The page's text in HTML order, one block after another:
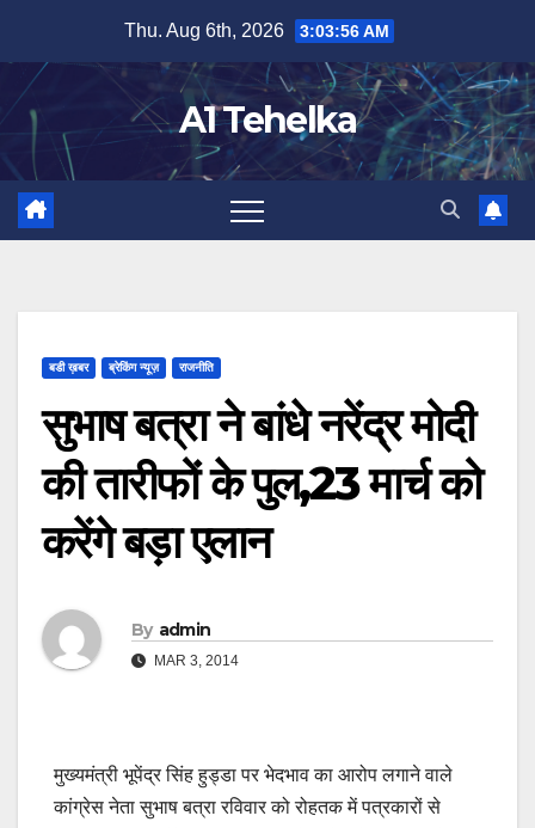
content
Thu. Aug 6th, 2026 3:03:56 AM
A1 Tehelka
बडी ख़बर ब्रेकिंग न्यूज़ राजनीति
सुभाष बत्रा ने बांधे नरेंद्र मोदी
की तारीफों के पुल,23 मार्च को
करेंगे बड़ा एलान
By admin
MAR 3, 2014
मुख्यमंत्री भूपेंद्र सिंह हुड्डा पर भेदभाव का आरोप लगाने वाले
कांग्रेस नेता सुभाष बत्रा रविवार को रोहतक में पत्रकारों से